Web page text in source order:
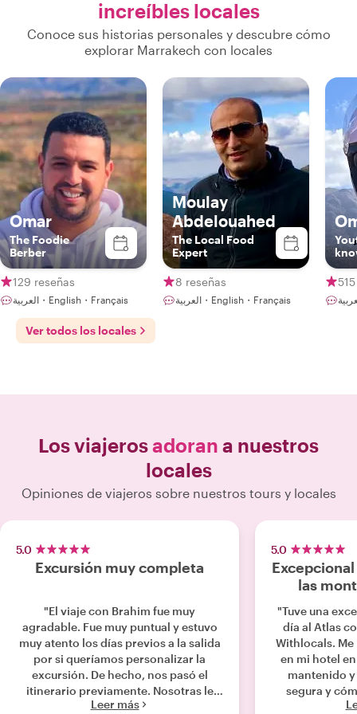
increíbles locales
Conoce sus historias personales y descubre cómo
explorar Marrakech con locales
Omar
The Foodie
Berber
129 reseñas
العربية・English・Français
Moulay
Abdelouahed
The Local Food
Expert
8 reseñas
العربية・English・Français
Ver todos los locales
Los viajerosadoran a nuestros
locales
Opiniones de viajeros sobre nuestros tours y locales
5.0
Excursión muy completa
"El viaje con Brahim fue muy
agradable. Fue muy puntual y estuvo
muy atento los días previos a la salida
por si queríamos personalizar la
excursión. De hecho, nos pasó el
itinerario previamente. Nosotras le
pedimos parar en una cooperativa de
Leer más
5.0
las
"Tuve una
día al Atlas
Withlocals.
en mi hotel
mantenido
segura y